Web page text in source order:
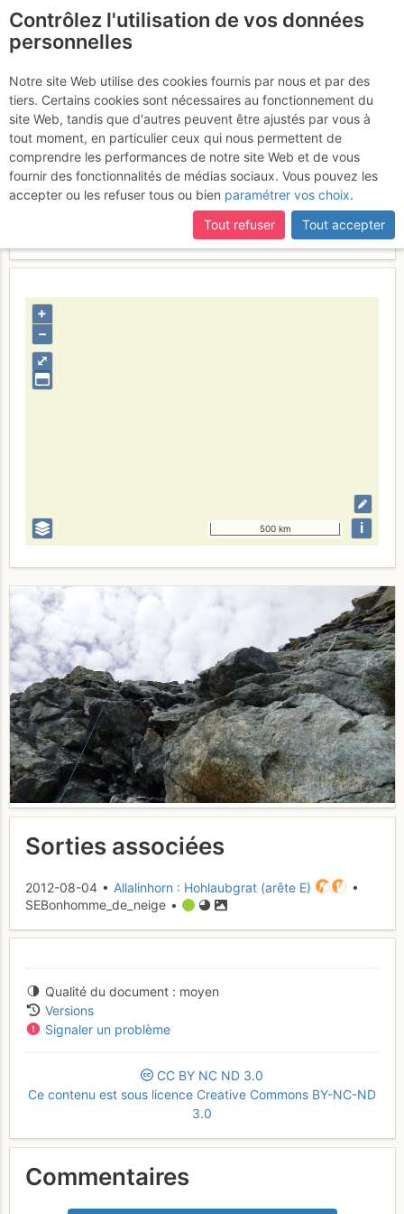
La seconde longeur
Activités
Contributeur
SEBonhomme_de_neige
Type d'image (licence)
individuel (CC by-nc-nd)
1351343494_1985312907.jpg
⤢
+
–
500 km i
Sorties associées
2012-08-04 • Allalinhorn : Hohlaubgrat (arête E)
•
SEBonhomme_de_neige •
Qualité du document
moyen
Versions
Signaler un problème
CC BY NC ND 3.0
Ce contenu est sous licence Creative Commons BY-NC-ND
3.0
Commentaires
Contrôlez l'utilisation de vos données
personnelles
Notre site Web utilise des cookies fournis par nous et par des
tiers. Certains cookies sont nécessaires au fonctionnement du
site Web, tandis que d'autres peuvent être ajustés par vous à
tout moment, en particulier ceux qui nous permettent de
comprendre les performances de notre site Web et de vous
fournir des fonctionnalités de médias sociaux. Vous pouvez les
accepter ou les refuser tous ou bien paramétrer vos choix.
Tout refuser
Tout accepter